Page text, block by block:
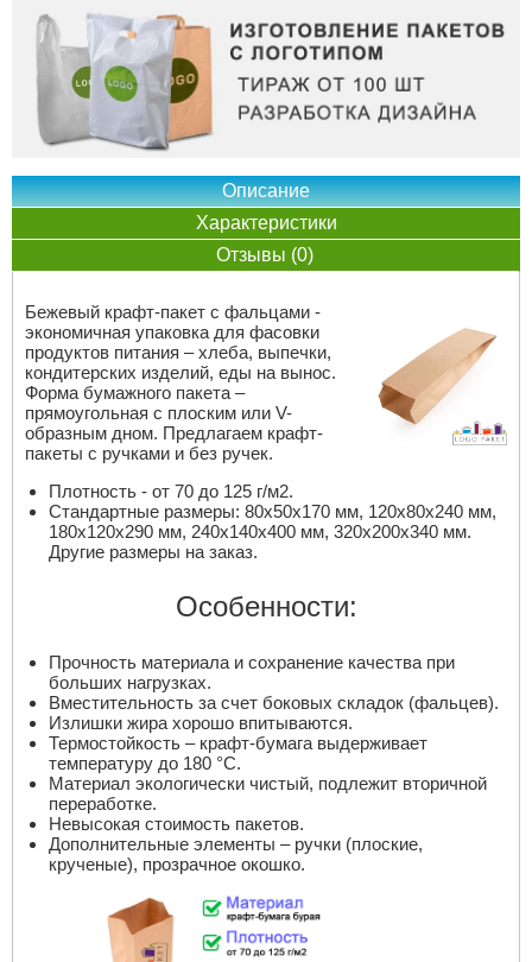
Описание
Характеристики
Отзывы (0)
Бежевый крафт-пакет с фальцами -
экономичная упаковка для фасовки
продуктов питания – хлеба, выпечки,
кондитерских изделий, еды на вынос.
Форма бумажного пакета –
прямоугольная с плоским или V-
образным дном. Предлагаем крафт-
пакеты с ручками и без ручек.
Плотность - от 70 до 125 г/м2.
Стандартные размеры: 80х50х170 мм, 120х80х240 мм,
180х120х290 мм, 240х140х400 мм, 320х200х340 мм.
Другие размеры на заказ.
Особенности:
Прочность материала и сохранение качества при
больших нагрузках.
Вместительность за счет боковых складок (фальцев).
Излишки жира хорошо впитываются.
Термостойкость – крафт-бумага выдерживает
температуру до 180 °С.
Материал экологически чистый, подлежит вторичной
переработке.
Невысокая стоимость пакетов.
Дополнительные элементы – ручки (плоские,
крученые), прозрачное окошко.